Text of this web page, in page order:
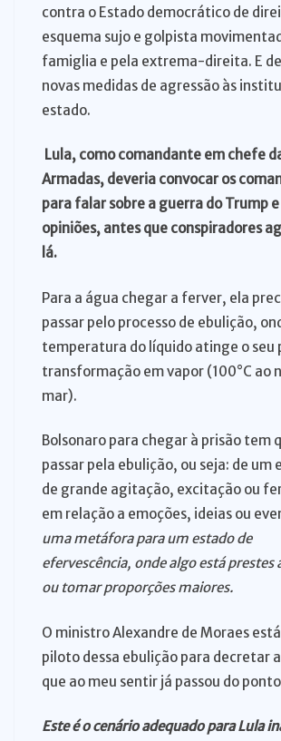
contra o Estado democrático de
esquema sujo e golpista
famiglia e pela extrema-direita. E
novas medidas de agressão às
estado.
Lula, como comandante em chefe
Armadas, deveria convocar os
para falar sobre a guerra do Trump
opiniões, antes que conspiradores
lá.
Para a água chegar a ferver, ela
passar pelo processo de ebulição,
temperatura do líquido atinge o seu
transformação em vapor (100°C ao
mar).
Bolsonaro para chegar à prisão tem
passar pela ebulição, ou seja: de um
de grande agitação, excitação ou
em relação a emoções, ideias ou
uma metáfora para um estado de
efervescência, onde algo está prestes
ou tomar proporções maiores.
O ministro Alexandre de Moraes
piloto dessa ebulição para decretar
que ao meu sentir já passou do
Este é o cenário adequado para Lula